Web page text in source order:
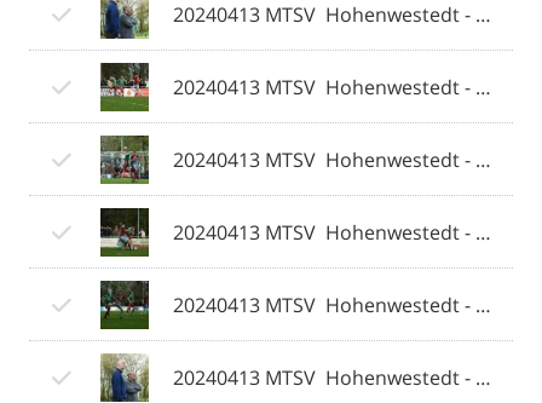
20240413 MTSV  Hohenwestedt - Weiche Flensburg 08 II 089 © 2024 Olaf Wegerich.jpg
20240413 MTSV  Hohenwestedt - Weiche Flensburg 08 II 090 © 2024 Olaf Wegerich.jpg
20240413 MTSV  Hohenwestedt - Weiche Flensburg 08 II 091 © 2024 Olaf Wegerich.jpg
20240413 MTSV  Hohenwestedt - Weiche Flensburg 08 II 092 © 2024 Olaf Wegerich.jpg
20240413 MTSV  Hohenwestedt - Weiche Flensburg 08 II 093 © 2024 Olaf Wegerich.jpg
20240413 MTSV  Hohenwestedt - Weiche Flensburg 08 II 094 © 2024 Olaf Wegerich.jpg